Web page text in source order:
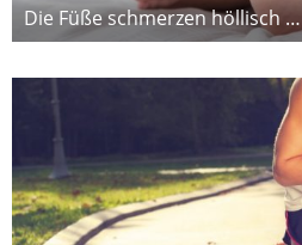
Die Füße schmerzen höllisch …